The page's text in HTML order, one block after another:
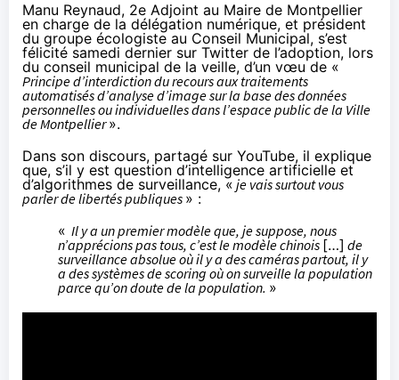
Manu Reynaud, 2e Adjoint au Maire de Montpellier
en charge de la délégation numérique, et président
du groupe écologiste au Conseil Municipal, s’est
félicité samedi dernier sur Twitter de l’adoption, lors
du conseil municipal de la veille, d’un vœu de «
Principe d’interdiction du recours aux traitements
automatisés d’analyse d’image sur la base des données
personnelles ou individuelles dans l’espace public de la Ville
de Montpellier».
Dans son discours, partagé sur YouTube, il explique
que, s’il y est question d’intelligence artificielle et
d’algorithmes de surveillance, « je vais surtout vous
parler de libertés publiques » :
« Il y a un premier modèle que, je suppose, nous
n’apprécions pas tous, c’est le modèle chinois […] de
surveillance absolue où il y a des caméras partout, il y
a des systèmes de scoring où on surveille la population
parce qu’on doute de la population. »